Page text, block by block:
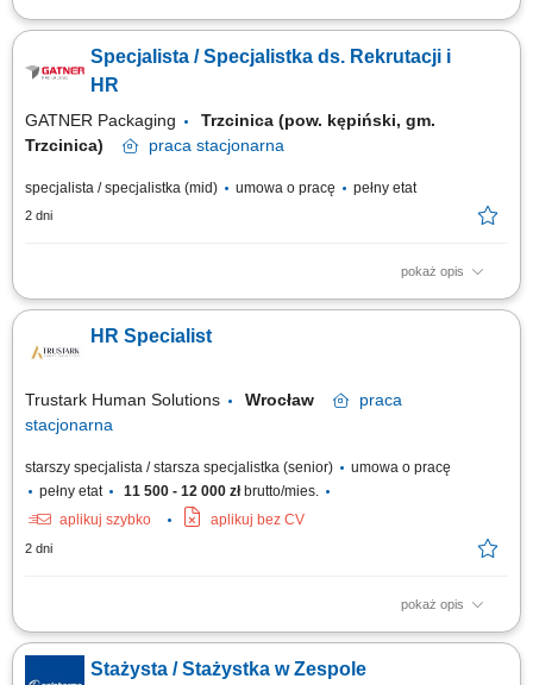
Opis stanowiska Samodzielne prowadzenie procesów rekrutacyjnych na
kandydatów z wykorzystaniem nowoczesnych narzędzi sourcingowych.
Budowanie długofalowych relacji z kandydatami oraz managerami.
Specjalista / Specjalistka ds. Rekrutacji i
HR
GATNER Packaging
Trzcinica (pow. kępiński, gm.
Trzcinica)
praca stacjonarna
specjalista / specjalistka (mid) umowa o pracę pełny etat
2 dni
pokaż opis
Opis stanowiska Samodzielne prowadzenie procesów rekrutacyjnych od
Tworzenie i publikowanie atrakcyjnych ogłoszeń rekrutacyjnych
dopasowanych do potrzeb biznesu. Analiza aplikacji, prowadzenie
HR Specialist
Trustark Human Solutions Wrocław
praca
stacjonarna
starszy specjalista / starsza specjalistka (senior)
umowa o pracę
pełny etat
11 500 - 12 000 złbrutto/mies.
aplikuj szybko
aplikuj bez CV
2 dni
pokaż opis
Samodzielne prowadzenie procesów rekrutacyjnych (sourcing i scouting)
na zróżnicowane stanowiska operacyjne, logistyczne oraz specjalistyczne
w tempie około 5–10 zatrudnień miesięcznie; Kompleksowe
Stażysta / Stażystka w Zespole